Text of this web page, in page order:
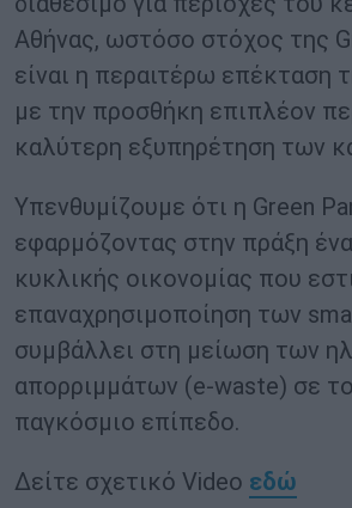
Αθήνας, ωστόσο στόχος της
είναι η περαιτέρω επέκταση
με την προσθήκη επιπλέον
καλύτερη εξυπηρέτηση των
Υπενθυμίζουμε ότι η Green
εφαρμόζοντας στην πράξη
κυκλικής οικονομίας που
επαναχρησιμοποίηση των
συμβάλλει στη μείωση των
απορριμμάτων (e-waste) σε
παγκόσμιο επίπεδο.
Δείτε σχετικό Video εδώ